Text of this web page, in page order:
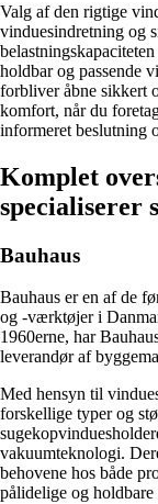
Valg af den rigtige
vinduesindretning og
holdbar og passende
forbliver åbne sikkert
komfort, når du
informeret beslutning
Komplet
specialiserer
Bauhaus
Bauhaus er en af de
og -værktøjer i
1960erne, har
leverandør af
Med hensyn til
forskellige typer og
vakuumteknologi.
behovene hos både
pålidelige og